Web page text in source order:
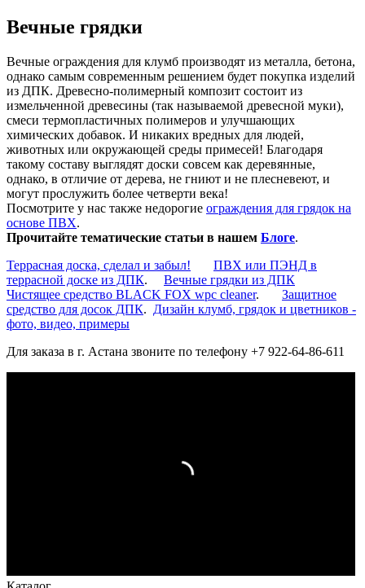
Вечные грядки
Вечные ограждения для клумб производят из металла, бетона,
однако самым современным решением будет покупка изделий
из ДПК. Древесно-полимерный композит состоит из
измельченной древесины (так называемой древесной муки),
смеси термопластичных полимеров и улучшающих
химических добавок. И никаких вредных для людей,
животных или окружающей среды примесей! Благодаря
такому составу выглядят доски совсем как деревянные,
однако, в отличие от дерева, не гниют и не плесневеют, и
могут прослужить более четверти века!
Посмотрите у нас также недорогие ограждения для грядок на
основе ПВХ.
Прочитайте тематические статьи в нашем Блоге.
Террасная доска, сделал и забыл!
ПВХ или ПЭНД в
террасной доске из ДПК. Вечные грядки из ДПК
Чистящее средство BLACK FOX wpc cleaner. Защитное
средство для досок ДПК. Дизайн клумб, грядок и цветников -
фото, видео, примеры
Для заказа в г. Астана звоните по телефону +7 922-64-86-611